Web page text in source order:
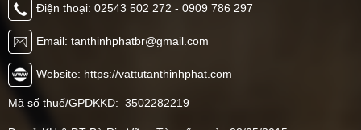
Điện thoại: 02543 502 272 - 0909 786 297
Email: tanthinhphatbr@gmail.com
Website: https://vattutanthinhphat.com
Mã số thuế/GPDKKD: 3502282219